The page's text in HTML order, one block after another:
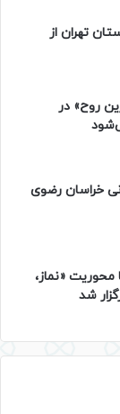
تهران از
روح» در
خراسان رضوی
محوریت «نماز،
شد